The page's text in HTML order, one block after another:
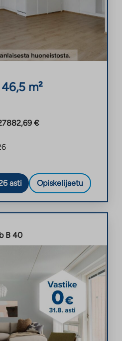
46,5 m²
€
asti Opiskelijaetu
B 40